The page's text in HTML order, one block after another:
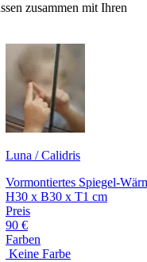
zusammen mit Ihren
Luna / Calidris
Vormontiertes Spiegel-
H30 x B30 x T1 cm
Preis
90 €
Farben
Keine Farbe